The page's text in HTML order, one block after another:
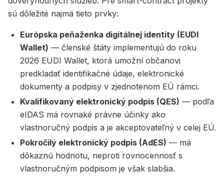
sú dôležité najmä tieto prvky:
Európska peňaženka digitálnej identity (EUDI
Wallet) — členské štáty implementujú do roku
2026 EUDI Wallet, ktorá umožní občanovi
predkladať identifikačné údaje, elektronické
dokumenty a podpisy v zjednotenom EÚ rámci.
Kvalifikovaný elektronický podpis (QES) — podľa
eIDAS má rovnaké právne účinky ako
vlastnoručný podpis a je akceptovateľný v celej EÚ.
Pokročilý elektronický podpis (AdES) — má
dôkaznú hodnotu, neproti rovnocennosť s
vlastnoručným podpisom je však slabšia.